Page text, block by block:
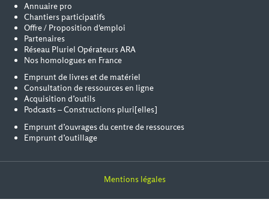
Annuaire pro
Chantiers participatifs
Offre / Proposition d'emploi
Partenaires
Réseau Pluriel Opérateurs ARA
Nos homologues en France
Emprunt de livres et de matériel
Consultation de ressources en ligne
Acquisition d’outils
Podcasts – Constructions pluri[elles]
Emprunt d’ouvrages du centre de ressources
Emprunt d’outillage
Mentions légales